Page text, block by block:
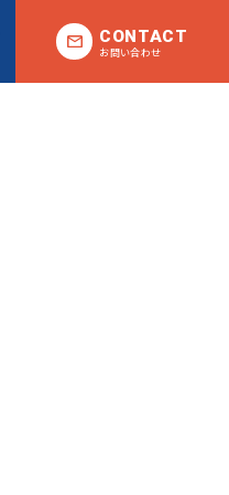
CONTACT
お問い合わせ